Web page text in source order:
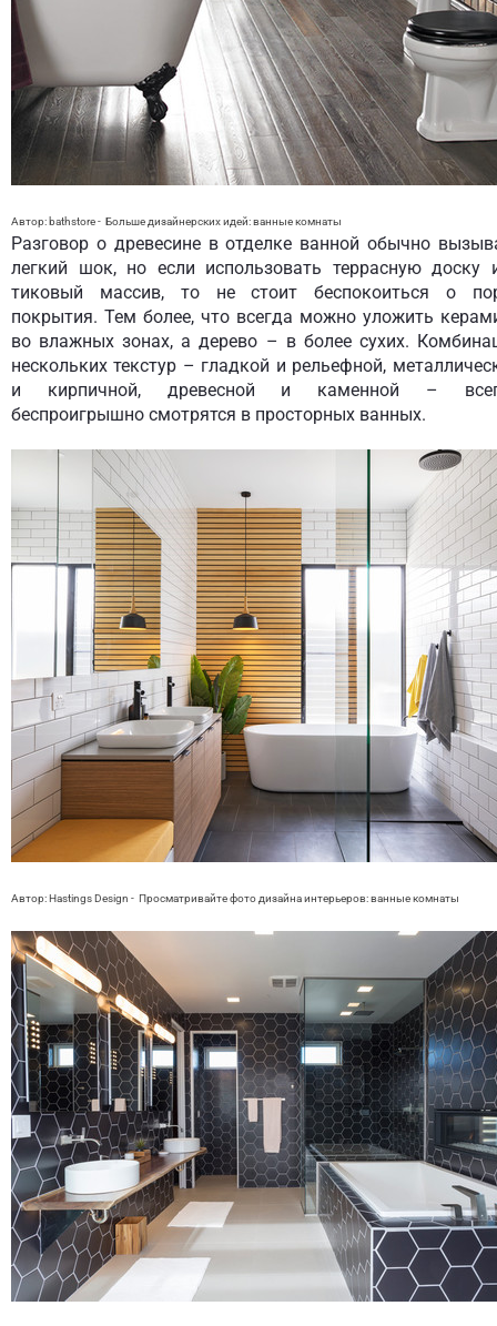
Автор: bathstore- Больше дизайнерских идей:ванные комнаты
Разговор о древесине в отделке ванной обычно
легкий шок, но если использовать террасную доску
тиковый массив, то не стоит беспокоиться о
покрытия. Тем более, что всегда можно уложить
во влажных зонах, а дерево – в более сухих.
нескольких текстур – гладкой и рельефной,
и кирпичной, древесной и каменной –
беспроигрышно смотрятся в просторных ванных.
Автор: Hastings Design - Просматривайте фото дизайна интерьеров:ванные комнаты